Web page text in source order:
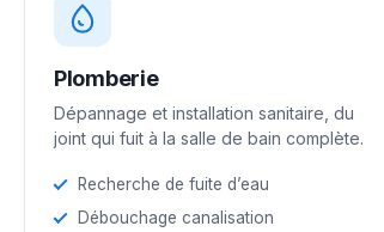
Plomberie
Dépannage et installation sanitaire, du
joint qui fuit à la salle de bain complète.
Recherche de fuite d’eau
Débouchage canalisation